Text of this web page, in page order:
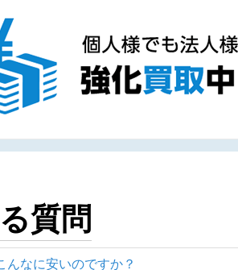
質問
んなに安いのですか？